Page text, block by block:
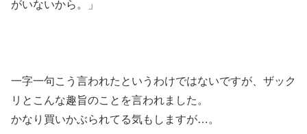
がいないから。」
一字一句こう言われたというわけではないですが、ザック
リとこんな趣旨のことを言われました。
かなり買いかぶられてる気もしますが…。